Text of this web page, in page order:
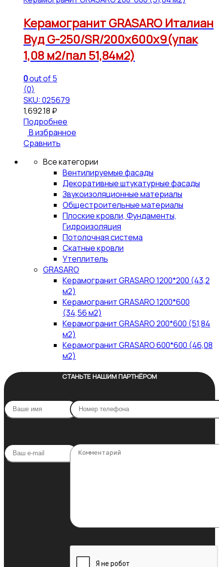
Керамогранит GRASARO Италиан
Вуд G-250/SR/200x600x9(упак
1,08 м2/пал 51,84м2)
0out of 5
(0)
SKU: 025679
1,692.18 ₽
Подробнее
В избранное
Сравнить
Все категории
Вентилируемые фасады
Декоративные штукатурные фасады
Звукоизоляционные материалы
Общестроительные материалы
Плоские кровли, Фундаменты,
Гидроизоляция
Потолочная система
Скатные кровли
Утеплитель
GRASARO
Керамогранит GRASARO 1200*200 (43,2
м2)
Керамогранит GRASARO 1200*600
(34,56 м2)
Керамогранит GRASARO 200*600 (51,84
м2)
Керамогранит GRASARO 600*600 (46,08
м2)
СТАНЬТЕ НАШИМ ПАРТНЁРОМ